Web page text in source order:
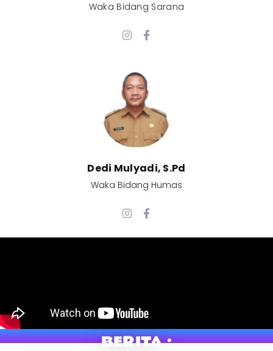
Waka Bidang Sarana​
Dedi Mulyadi, S.Pd​
Waka Bidang Humas
BERITA :